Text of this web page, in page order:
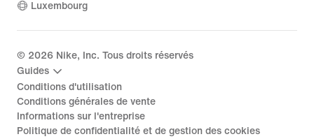
Luxembourg
© 2026 Nike, Inc. Tous droits réservés
Guides
Conditions d'utilisation
Conditions générales de vente
Informations sur l'entreprise
Politique de confidentialité et de gestion des cookies